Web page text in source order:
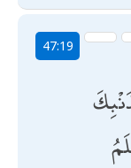
47:19